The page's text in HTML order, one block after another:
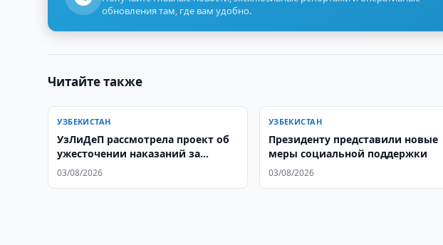
обновления там, где вам удобно.
Читайте также
УЗБЕКИСТАН
УзЛиДеП рассмотрела проект об
ужесточении наказаний за
нарушения ПДД
03/08/2026
УЗБЕКИСТАН
Президенту представили новые
меры социальной поддержки
03/08/2026